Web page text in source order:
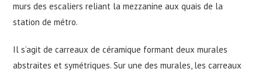
murs des escaliers reliant la mezzanine aux quais de la
station de métro.
Il s’agit de carreaux de céramique formant deux murales
abstraites et symétriques. Sur une des murales, les carreaux